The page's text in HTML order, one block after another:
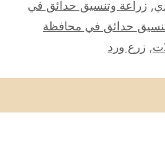
, زراعة وتنسيق حدائق في
حدائق في محافظة
, زرع ورد